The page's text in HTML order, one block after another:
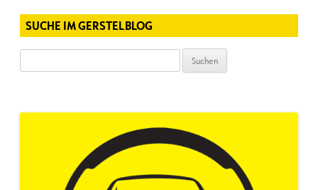
SUCHE IM GERSTELBLOG
nach: